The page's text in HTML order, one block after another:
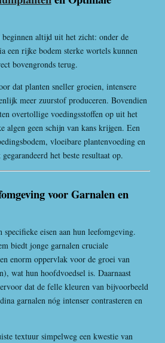
beginnen altijd uit het zicht: onder de
een rijke bodem sterke wortels kunnen
bovengronds terug.
dat planten sneller groeien, intensere
meer zuurstof produceren. Bovendien
overtollige voedingsstoffen op uit het
algen geen schijn van kans krijgen. Een
vloeibare plantenvoeding en
het beste resultaat op.
voor Garnalen en
eisen aan hun leefomgeving.
biedt jonge garnalen cruciale
enorm oppervlak voor de groei van
wat hun hoofdvoedsel is. Daarnaast
dat de felle kleuren van bijvoorbeeld
garnalen nóg intenser contrasteren en
textuur simpelweg een kwestie van